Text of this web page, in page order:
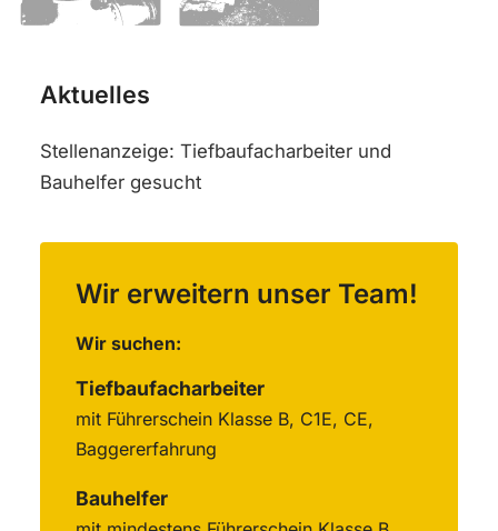
Aktuelles
Stellenanzeige: Tiefbaufacharbeiter und
Bauhelfer gesucht
Wir erweitern unser Team!
Wir suchen:
Tiefbaufacharbeiter
mit Führerschein Klasse B, C1E, CE,
Baggererfahrung
Bauhelfer